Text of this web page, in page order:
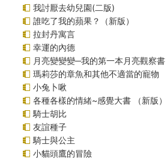
我討厭去幼兒園(二版)
誰吃了我的蘋果？（新版）
拉封丹寓言
幸運的內德
月亮變變變─我的第一本月亮觀察書
瑪莉莎的章魚和其他不適當的寵物
小兔卜啾
各種各樣的情緒~感覺大書 （新版）
騎士胡比
友誼種子
騎士與公主
小貓頭鷹的冒險